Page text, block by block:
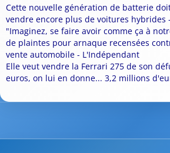
Cette nouvelle génération de batterie
vendre encore plus de voitures hybrides
"Imaginez, se faire avoir comme ça à
de plaintes pour arnaque recensées
vente automobile - L'Indépendant
Elle veut vendre la Ferrari 275 de son
euros, on lui en donne... 3,2 millions